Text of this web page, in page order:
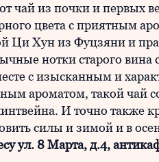
чай из почки и первых
цвета с приятным
Ци Хун из Фуцзяни и
нотки старого
с изысканным и
ароматом, такой чай
И точно также
силы и зимой и в
ул. 8 Марта, д.4,